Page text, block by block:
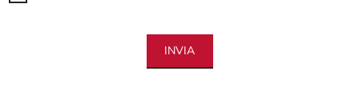
INVIA